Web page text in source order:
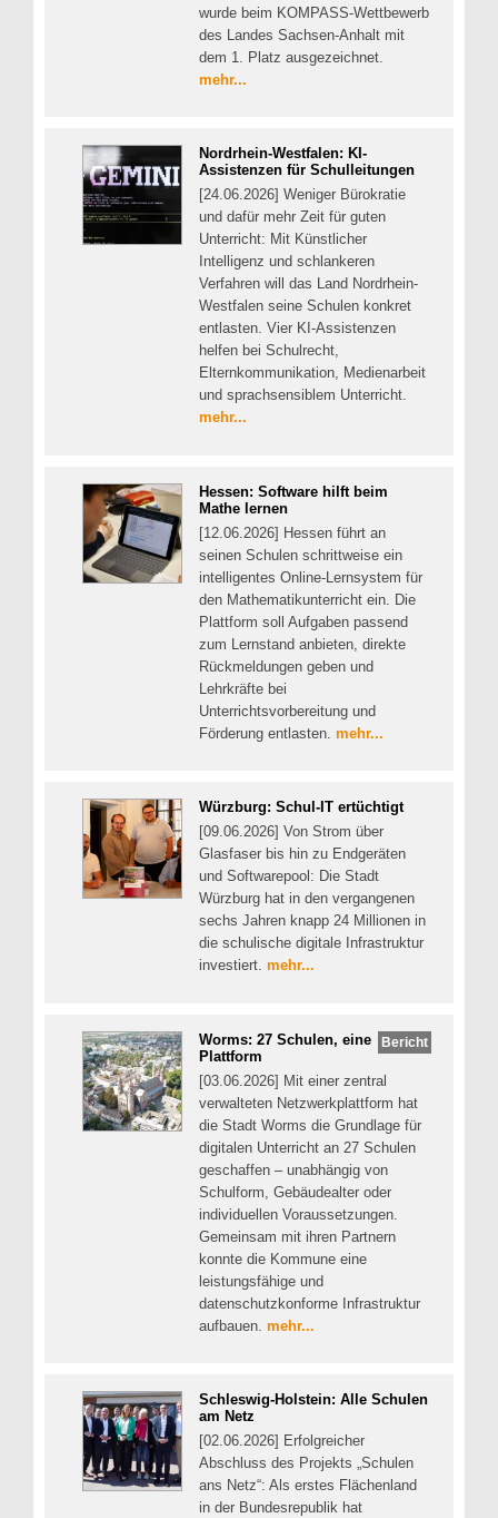
wurde beim KOMPASS-Wettbewerb
des Landes Sachsen-Anhalt mit
dem 1. Platz ausgezeichnet.
mehr...
Nordrhein-Westfalen: KI-
Assistenzen für Schulleitungen
[24.06.2026] Weniger Bürokratie
und dafür mehr Zeit für guten
Unterricht: Mit Künstlicher
Intelligenz und schlankeren
Verfahren will das Land Nordrhein-
Westfalen seine Schulen konkret
entlasten. Vier KI-Assistenzen
helfen bei Schulrecht,
Elternkommunikation, Medienarbeit
und sprachsensiblem Unterricht.
mehr...
Hessen: Software hilft beim
Mathe lernen
[12.06.2026] Hessen führt an
seinen Schulen schrittweise ein
intelligentes Online-Lernsystem für
den Mathematikunterricht ein. Die
Plattform soll Aufgaben passend
zum Lernstand anbieten, direkte
Rückmeldungen geben und
Lehrkräfte bei
Unterrichtsvorbereitung und
Förderung entlasten. mehr...
Würzburg: Schul-IT ertüchtigt
[09.06.2026] Von Strom über
Glasfaser bis hin zu Endgeräten
und Softwarepool: Die Stadt
Würzburg hat in den vergangenen
sechs Jahren knapp 24 Millionen in
die schulische digitale Infrastruktur
investiert. mehr...
Bericht
Worms: 27 Schulen, eine
Plattform
[03.06.2026] Mit einer zentral
verwalteten Netzwerkplattform hat
die Stadt Worms die Grundlage für
digitalen Unterricht an 27 Schulen
geschaffen – unabhängig von
Schulform, Gebäudealter oder
individuellen Voraussetzungen.
Gemeinsam mit ihren Partnern
konnte die Kommune eine
leistungsfähige und
datenschutzkonforme Infrastruktur
aufbauen. mehr...
Schleswig-Holstein: Alle Schulen
am Netz
[02.06.2026] Erfolgreicher
Abschluss des Projekts „Schulen
ans Netz“: Als erstes Flächenland
in der Bundesrepublik hat